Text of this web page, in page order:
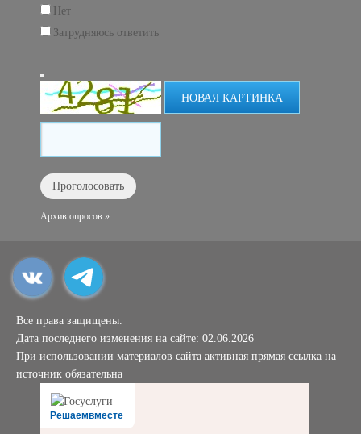
Нет
Затрудняюсь ответить
НОВАЯ КАРТИНКА
Архив опросов »
Все права защищены.
Дата последнего изменения на сайте: 02.06.2026
При использовании материалов сайта активная прямая ссылка на
источник обязательна
Решаемвместе